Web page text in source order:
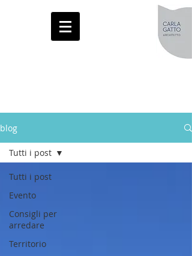
blog
Tutti i post
Evento
Consigli per
arredare
Territorio
Tutti i post